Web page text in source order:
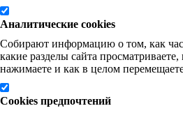
Аналитические cookies
Собирают информацию о том, как
какие разделы сайта
нажимаете и как в целом
Cookies предпочтений